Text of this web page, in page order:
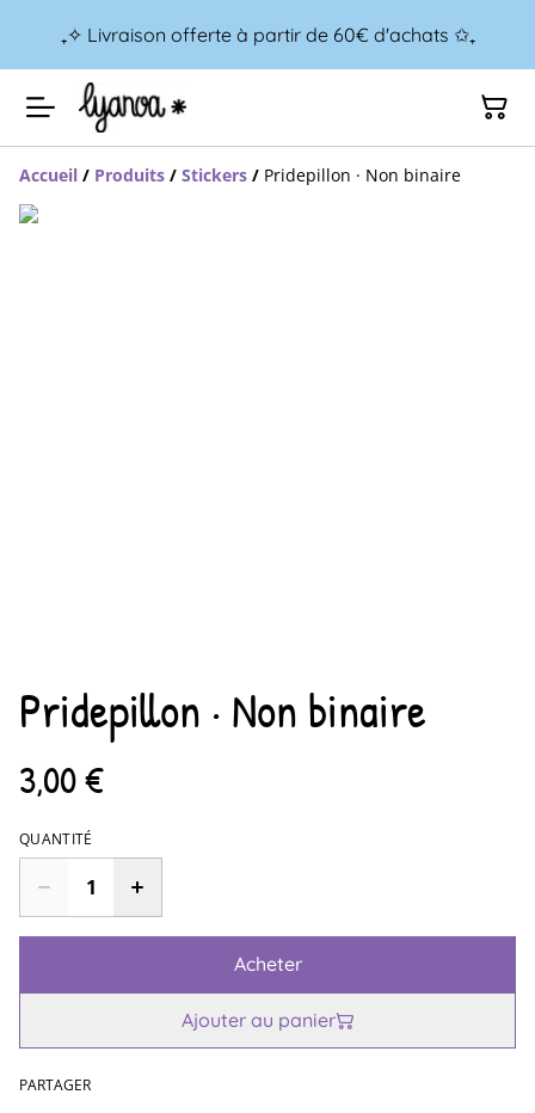
₊✧ Livraison offerte à partir de 60€ d'achats ✩₊
Accueil / Produits / Stickers / Pridepillon · Non binaire
Pridepillon · Non binaire
3,00 €
QUANTITÉ
Acheter
Ajouter au panier
PARTAGER